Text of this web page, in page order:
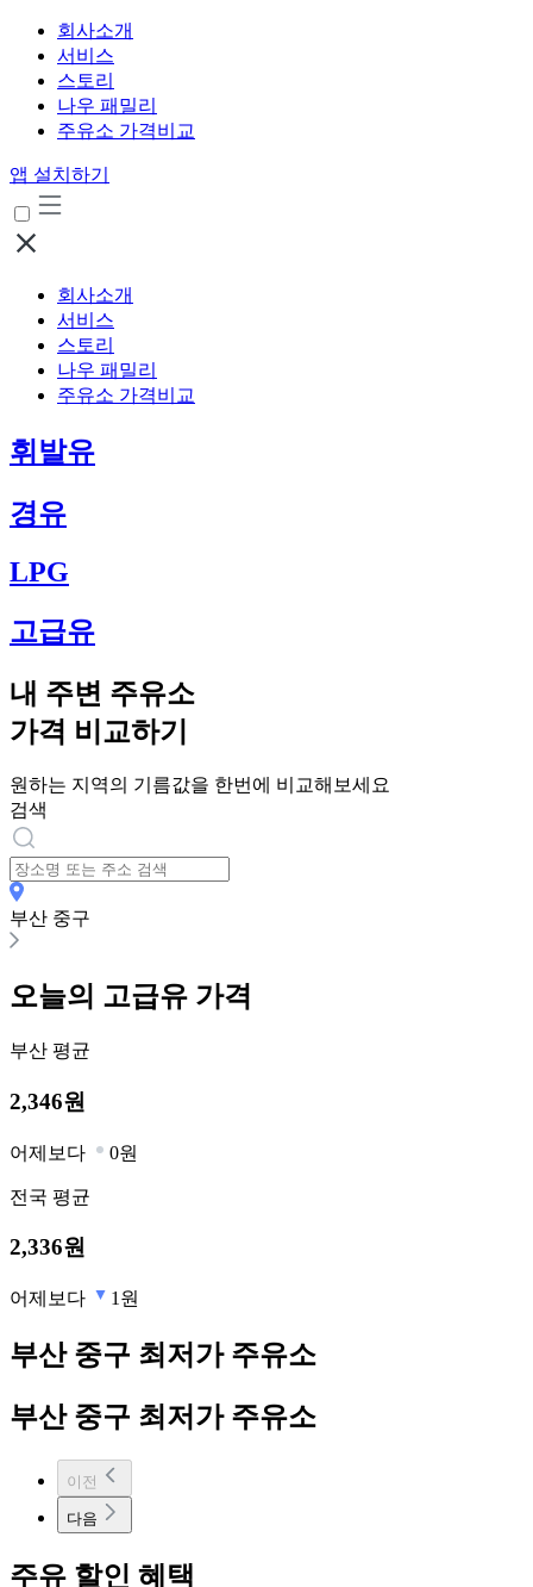
회사소개
서비스
스토리
나우 패밀리
주유소 가격비교
앱 설치하기
회사소개
서비스
스토리
나우 패밀리
주유소 가격비교
휘발유
경유
LPG
고급유
내 주변 주유소
가격 비교하기
원하는 지역의 기름값을 한번에 비교해보세요
검색
부산 중구
오늘의 고급유 가격
부산 평균
2,346원
어제보다 0원
전국 평균
2,336원
어제보다 1원
부산 중구 최저가 주유소
부산 중구 최저가 주유소
이전
다음
주유 할인 혜택